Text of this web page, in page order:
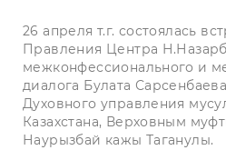
26 апреля т.г. состоялась
Правления Центра
межконфессионального и
диалога Булата
Духовного управления
Казахстана, Верховным
Наурызбай кажы Таганулы.